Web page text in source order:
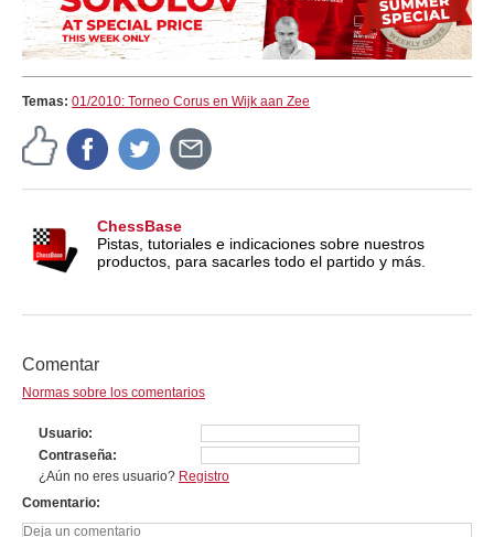
Temas: 01/2010: Torneo Corus en Wijk aan Zee
ChessBase
Pistas, tutoriales e indicaciones sobre nuestros
productos, para sacarles todo el partido y más.
Comentar
Normas sobre los comentarios
Usuario
Contraseña
¿Aún no eres usuario? Registro
Comentario